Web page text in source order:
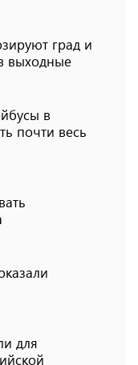
град и
выходные
в
почти весь
для